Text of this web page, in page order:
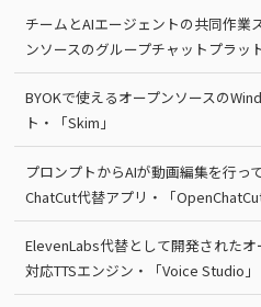
チームとAIエージェントの共同作業
ンソースのグループチャットプラッ
BYOKで使えるオープンソースの
ト・「Skim」
プロンプトからAIが動画編集を行っ
ChatCut代替アプリ・「OpenChatCut
ElevenLabs代替として開発された
対応TTSエンジン・「Voice Studio」